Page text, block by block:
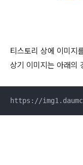
티스토리 상에 이미지
상기 이미지는 아래의
https://